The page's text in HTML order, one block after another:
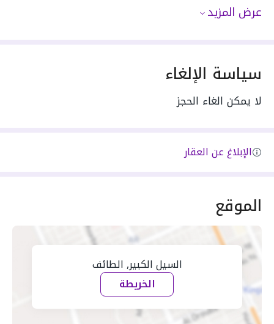
عرض المزيد
سياسة الإلغاء
لا يمكن الغاء الحجز
الإبلاغ عن العقار
الموقع
السيل الكبير, الطائف
الخريطة